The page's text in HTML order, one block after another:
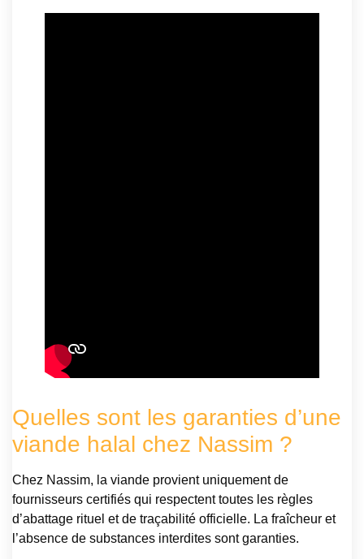
Quelles sont les garanties d’une
viande halal chez Nassim ?
Chez Nassim, la viande provient uniquement de
fournisseurs certifiés qui respectent toutes les règles
d’abattage rituel et de traçabilité officielle. La fraîcheur et
l’absence de substances interdites sont garanties.